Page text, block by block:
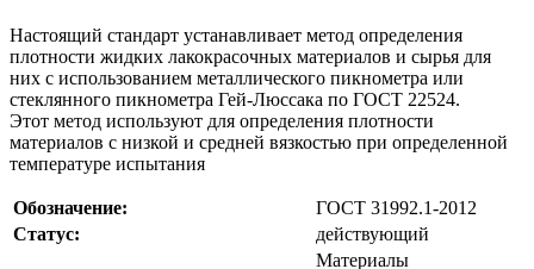
Настоящий стандарт устанавливает метод определения
плотности жидких лакокрасочных материалов и сырья для
них с использованием металлического пикнометра или
стеклянного пикнометра Гей-Люссака по ГОСТ 22524.
Этот метод используют для определения плотности
материалов с низкой и средней вязкостью при определенной
температуре испытания
Обозначение:
ГОСТ 31992.1-2012
Статус:
действующий
Материалы